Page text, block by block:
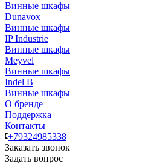
Винные шкафы
Dunavox
Винные шкафы
IP Industrie
Винные шкафы
Meyvel
Винные шкафы
Indel B
Винные шкафы
О бренде
Поддержка
Контакты
+79324985338
Заказать звонок
Задать вопрос